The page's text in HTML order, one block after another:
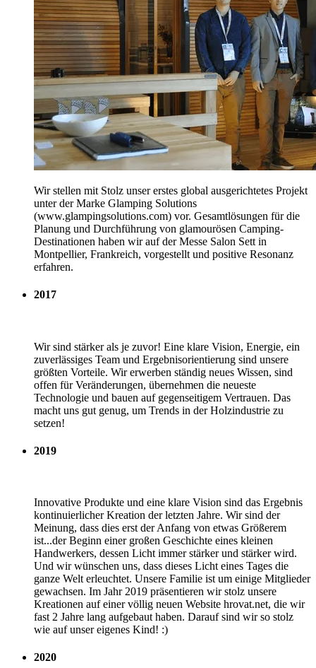
Wir stellen mit Stolz unser erstes global ausgerichtetes Projekt
unter der Marke Glamping Solutions
(www.glampingsolutions.com) vor. Gesamtlösungen für die
Planung und Durchführung von glamourösen Camping-
Destinationen haben wir auf der Messe Salon Sett in
Montpellier, Frankreich, vorgestellt und positive Resonanz
erfahren.
2017
Wir sind stärker als je zuvor! Eine klare Vision, Energie, ein
zuverlässiges Team und Ergebnisorientierung sind unsere
größten Vorteile. Wir erwerben ständig neues Wissen, sind
offen für Veränderungen, übernehmen die neueste
Technologie und bauen auf gegenseitigem Vertrauen. Das
macht uns gut genug, um Trends in der Holzindustrie zu
setzen!
2019
Innovative Produkte und eine klare Vision sind das Ergebnis
kontinuierlicher Kreation der letzten Jahre. Wir sind der
Meinung, dass dies erst der Anfang von etwas Größerem
ist...der Beginn einer großen Geschichte eines kleinen
Handwerkers, dessen Licht immer stärker und stärker wird.
Und wir wünschen uns, dass dieses Licht eines Tages die
ganze Welt erleuchtet. Unsere Familie ist um einige Mitglieder
gewachsen. Im Jahr 2019 präsentieren wir stolz unsere
Kreationen auf einer völlig neuen Website hrovat.net, die wir
fast 2 Jahre lang aufgebaut haben. Darauf sind wir so stolz
wie auf unser eigenes Kind! :)
2020